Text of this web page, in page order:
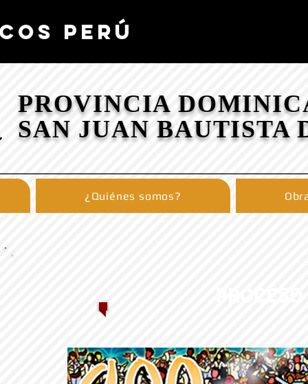
PERÚ
PROVINCIA
SAN JUAN BAUTISTA
¿Quiénes somos?